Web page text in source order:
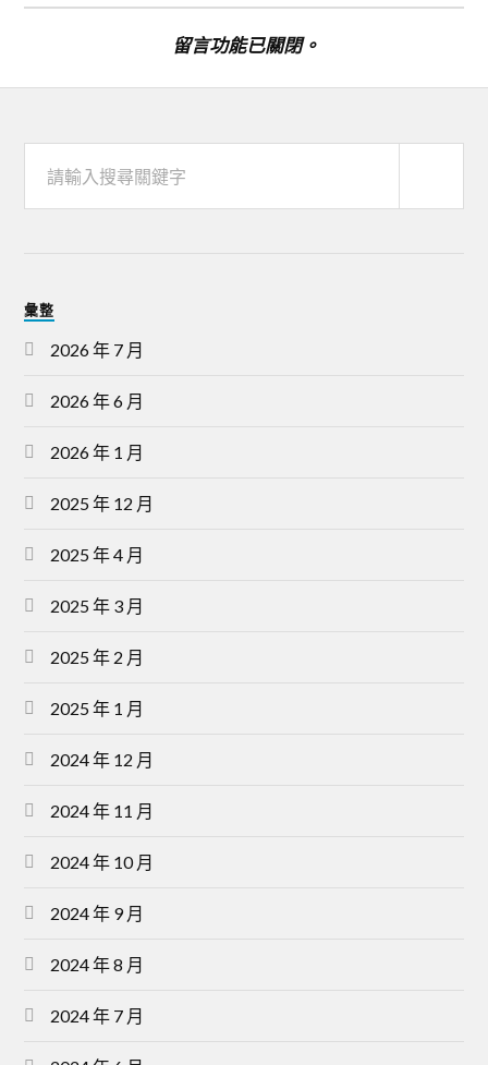
留言功能已關閉。
彙整
2026 年 7 月
2026 年 6 月
2026 年 1 月
2025 年 12 月
2025 年 4 月
2025 年 3 月
2025 年 2 月
2025 年 1 月
2024 年 12 月
2024 年 11 月
2024 年 10 月
2024 年 9 月
2024 年 8 月
2024 年 7 月